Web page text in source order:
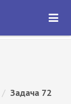
ОТКРЫТЬ
/ Задача 72